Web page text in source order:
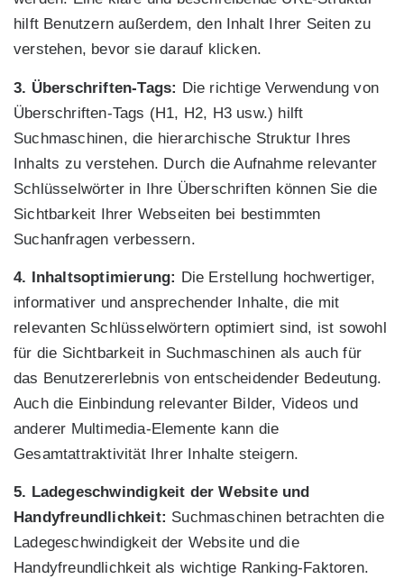
hilft Benutzern außerdem, den Inhalt Ihrer Seiten zu
verstehen, bevor sie darauf klicken.
3. Überschriften-Tags: Die richtige Verwendung von
Überschriften-Tags (H1, H2, H3 usw.) hilft
Suchmaschinen, die hierarchische Struktur Ihres
Inhalts zu verstehen. Durch die Aufnahme relevanter
Schlüsselwörter in Ihre Überschriften können Sie die
Sichtbarkeit Ihrer Webseiten bei bestimmten
Suchanfragen verbessern.
4. Inhaltsoptimierung: Die Erstellung hochwertiger,
informativer und ansprechender Inhalte, die mit
relevanten Schlüsselwörtern optimiert sind, ist sowohl
für die Sichtbarkeit in Suchmaschinen als auch für
das Benutzererlebnis von entscheidender Bedeutung.
Auch die Einbindung relevanter Bilder, Videos und
anderer Multimedia-Elemente kann die
Gesamtattraktivität Ihrer Inhalte steigern.
5. Ladegeschwindigkeit der Website und
Handyfreundlichkeit: Suchmaschinen betrachten die
Ladegeschwindigkeit der Website und die
Handyfreundlichkeit als wichtige Ranking-Faktoren.